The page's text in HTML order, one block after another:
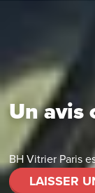
Un avis
BH Vitrier Paris
LAISSER